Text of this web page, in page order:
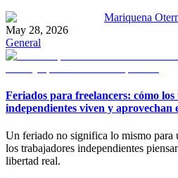
Mariquena
May 28, 2026
General
Feriados para freelancers: cómo
independientes viven y aprovechan
Un feriado no significa lo mismo para
los trabajadores independientes
libertad real.